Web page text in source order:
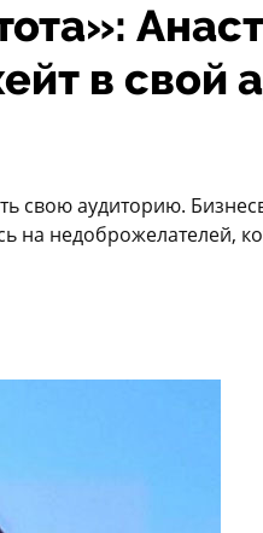
в свой
свою аудиторию.
на недоброжелателей,